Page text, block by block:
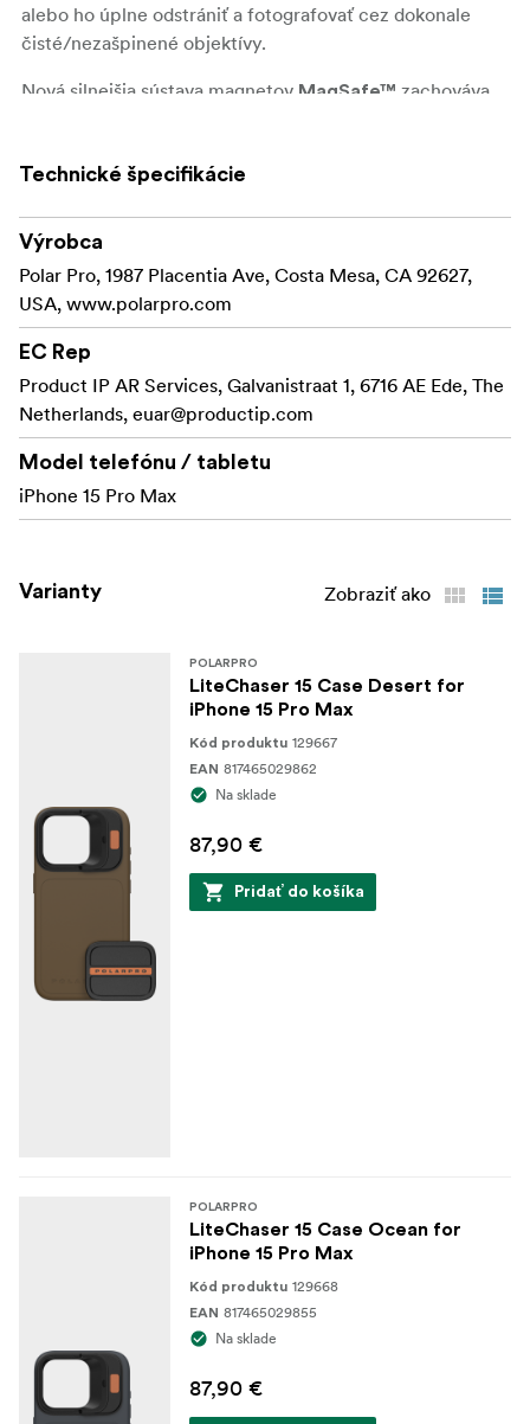
alebo ho úplne odstrániť a fotografovať cez dokonale
čisté/nezašpinené objektívy.
Nová silnejšia sústava magnetov MagSafe™ zachováva
LiteChaser a Bluetooth Shutter.
K dispozícii v 4 farebných prevedeniach inšpirovaných
dobrodružstvom..vyberte si to svoje a vyrazte von!
Vlastnosti:
Nová hliníková ochranná doska plne chráni
fotoaparáty telefónu a udržuje ich čisté pred
nečistotami/odreninami/škrabancami.
Tri úplne nové možnosti upevnenia filtrov:
67 mm adaptér filtra (Pripevnite svoje
obľúbené filtre fotoaparátu priamo na iPhone
Natívne filtre LCP15 (CP, VND3-5 a UV)
predchádzajúceho modelu s LCP15!)
Nová silnejšia sústava MagSafe™ pre plnohodnotné
možnosti nabíjania a montáže.
Zosilnený systém upevnenia na koľajnicu pre
rýchloupínací grip + Bluetooth uzávierka.
(Kompatibilný s gripom LCP14/15!)
Čo je v balení:
1x puzdro
1x hliníková ochranná doska
Technické špecifikácie
Výrobca
Polar Pro, 1987 Placentia Ave, Costa Mesa, CA 92627,
USA, www.polarpro.com
EC Rep
Product IP AR Services, Galvanistraat 1, 6716 AE Ede, The
Netherlands, euar@productip.com
Model telefónu / tabletu
iPhone 15 Pro Max
Varianty Zobraziť ako
POLARPRO
LiteChaser 15 Case Desert for
iPhone 15 Pro Max
Kód produktu 129667
EAN 817465029862
Na sklade
87,90 €
Pridať do košíka
POLARPRO
LiteChaser 15 Case Ocean for
iPhone 15 Pro Max
Kód produktu 129668
EAN 817465029855
Na sklade
87,90 €